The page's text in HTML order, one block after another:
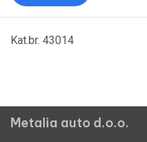
Kat.br. 43014
Metalia auto d.o.o.